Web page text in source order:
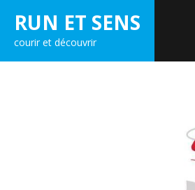
content
RUN ET SENS
courir et découvrir